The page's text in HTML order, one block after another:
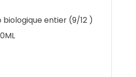
biologique entier (9/12 )